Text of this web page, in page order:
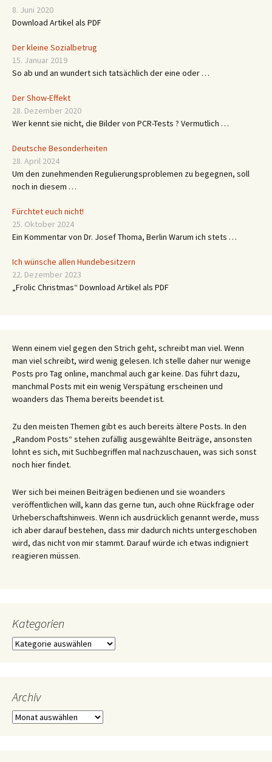
8. Juni 2020
Download Artikel als PDF
Der kleine Sozialbetrug
15. Januar 2019
So ab und an wundert sich tatsächlich der eine oder …
Der Show-Effekt
28. Dezember 2020
Wer kennt sie nicht, die Bilder von PCR-Tests ? Vermutlich …
Deutsche Besonderheiten
28. April 2024
Um den zunehmenden Regulierungsproblemen zu begegnen, soll
noch in diesem …
Fürchtet euch nicht!
25. Oktober 2024
Ein Kommentar von Dr. Josef Thoma, Berlin Warum ich stets …
Ich wünsche allen Hundebesitzern
22. Dezember 2023
„Frolic Christmas“ Download Artikel als PDF
Wenn einem viel gegen den Strich geht, schreibt man viel. Wenn
man viel schreibt, wird wenig gelesen. Ich stelle daher nur wenige
Posts pro Tag online, manchmal auch gar keine. Das führt dazu,
manchmal Posts mit ein wenig Verspätung erscheinen und
woanders das Thema bereits beendet ist.
Zu den meisten Themen gibt es auch bereits ältere Posts. In den
„Random Posts“ stehen zufällig ausgewählte Beiträge, ansonsten
lohnt es sich, mit Suchbegriffen mal nachzuschauen, was sich sonst
noch hier findet.
Wer sich bei meinen Beiträgen bedienen und sie woanders
veröffentlichen will, kann das gerne tun, auch ohne Rückfrage oder
Urheberschaftshinweis. Wenn ich ausdrücklich genannt werde, muss
ich aber darauf bestehen, dass mir dadurch nichts untergeschoben
wird, das nicht von mir stammt. Darauf würde ich etwas indigniert
reagieren müssen.
Kategorien
Kategorien
Archiv
Archiv